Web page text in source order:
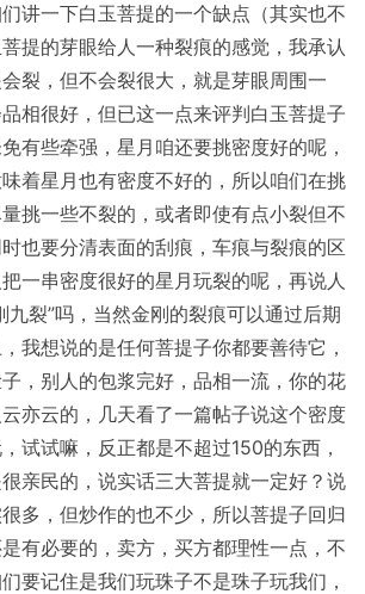
讲一下白玉菩提的一个缺点（其实也不
提的芽眼给人一种裂痕的感觉，我承认
裂，但不会裂很大，就是芽眼周围一
相很好，但已这一点来评判白玉菩提子
有些牵强，星月咱还要挑密度好的呢，
着星月也有密度不好的，所以咱们在挑
挑一些不裂的，或者即使有点小裂但不
也要分清表面的刮痕，车痕与裂痕的区
一串密度很好的星月玩裂的呢，再说人
九裂”吗，当然金刚的裂痕可以通过后期
我想说的是任何菩提子你都要善待它，
，别人的包浆完好，品相一流，你的花
亦云的，几天看了一篇帖子说这个密度
试试嘛，反正都是不超过150的东西，
亲民的，说实话三大菩提就一定好？说
多，但炒作的也不少，所以菩提子回归
有必要的，卖方，买方都理性一点，不
要记住是我们玩珠子不是珠子玩我们，